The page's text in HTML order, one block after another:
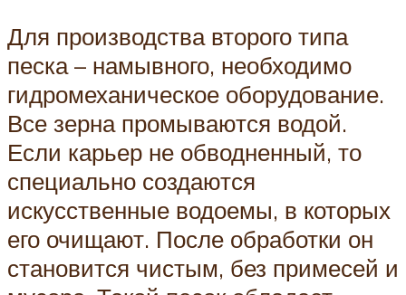
Для производства второго типа
песка – намывного, необходимо
гидромеханическое оборудование.
Все зерна промываются водой.
Если карьер не обводненный, то
специально создаются
искусственные водоемы, в которых
его очищают. После обработки он
становится чистым, без примесей и